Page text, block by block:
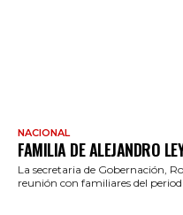
NACIONAL
FAMILIA DE ALEJANDRO
La secretaria de Gobernación,
reunión con familiares del